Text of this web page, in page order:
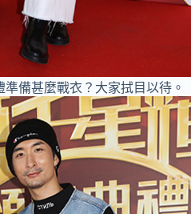
備甚麼戰衣？大家拭目以待。